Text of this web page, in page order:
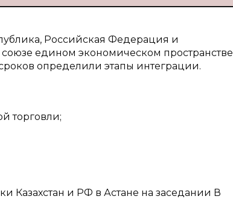
Российская Федерация и
едином экономическом пространстве
определили этапы интеграции.
торговли;
Казахстан и РФ в Астане на заседании В